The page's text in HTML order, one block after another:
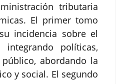
tributaria
El primer tomo
incidencia sobre el
políticas,
abordando la
y social. El segundo